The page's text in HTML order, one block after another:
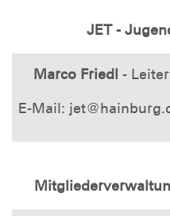
JET -
Marco Friedl -
E-Mail: